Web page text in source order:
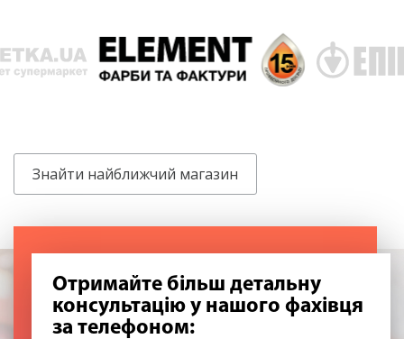
Знайти найближчий магазин
Отримайте більш детальну
консультацію у нашого фахівця
за телефоном: